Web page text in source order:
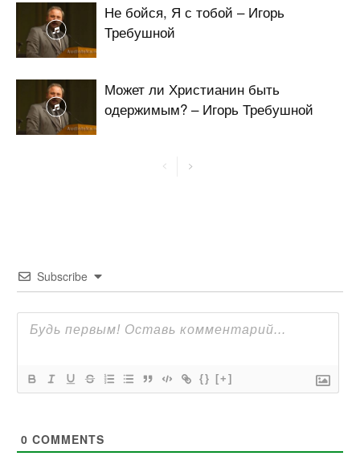
Не бойся, Я с тобой – Игорь
Требушной
Может ли Христианин быть
одержимым? – Игорь Требушной
Subscribe
{} [+]
0 COMMENTS